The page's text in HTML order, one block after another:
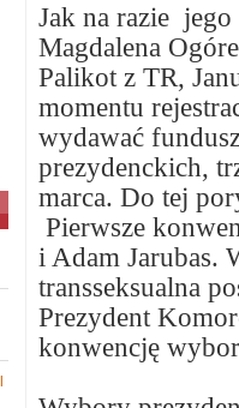
Jak na razie
Magdalena
Palikot z TR,
momentu
wydawać
prezydenckich,
marca. Do tej
Pierwsze
i Adam Jarubas.
transseksualna
Prezydent
konwencję